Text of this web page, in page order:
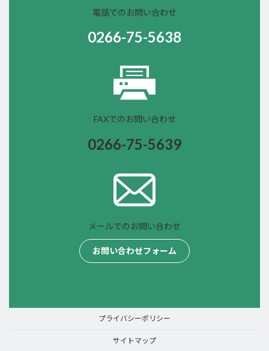
電話でのお問い合わせ
0266-75-5638
FAXでのお問い合わせ
0266-75-5639
メールでのお問い合わせ
お問い合わせフォーム
プライバシーポリシー
サイトマップ